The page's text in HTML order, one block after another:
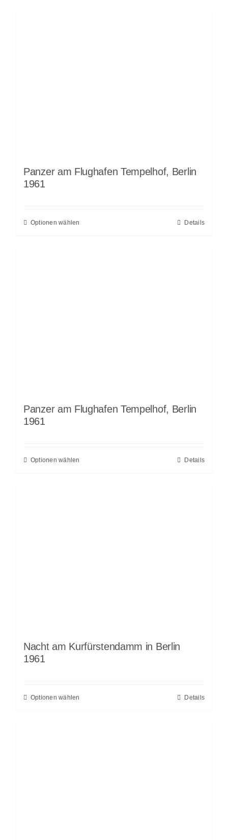
Panzer am Flughafen Tempelhof, Berlin
1961
Optionen wählen Details
Panzer am Flughafen Tempelhof, Berlin
1961
Optionen wählen Details
Nacht am Kurfürstendamm in Berlin
1961
Optionen wählen Details